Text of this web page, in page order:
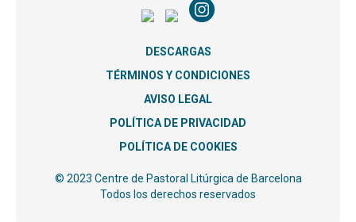
DESCARGAS
TÉRMINOS Y CONDICIONES
AVISO LEGAL
POLÍTICA DE PRIVACIDAD
POLÍTICA DE COOKIES
© 2023 Centre de Pastoral Litúrgica de Barcelona
Todos los derechos reservados